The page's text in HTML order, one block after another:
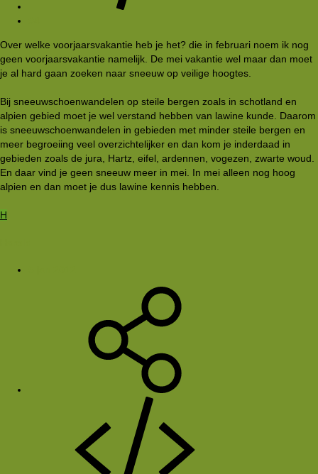
Over welke voorjaarsvakantie heb je het? die in februari noem ik nog
geen voorjaarsvakantie namelijk. De mei vakantie wel maar dan moet
je al hard gaan zoeken naar sneeuw op veilige hoogtes.
Bij sneeuwschoenwandelen op steile bergen zoals in schotland en
alpien gebied moet je wel verstand hebben van lawine kunde. Daarom
is sneeuwschoenwandelen in gebieden met minder steile bergen en
meer begroeiing veel overzichtelijker en dan kom je inderdaad in
gebieden zoals de jura, Hartz, eifel, ardennen, vogezen, zwarte woud.
En daar vind je geen sneeuw meer in mei. In mei alleen nog hoog
alpien en dan moet je dus lawine kennis hebben.
H